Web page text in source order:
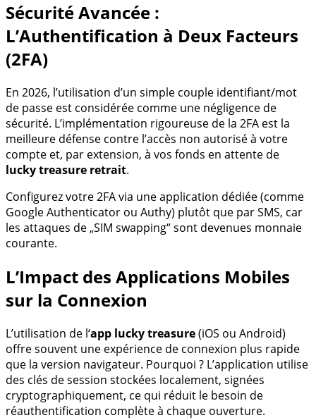
Sécurité Avancée :
L’Authentification à Deux Facteurs
(2FA)
En 2026, l’utilisation d’un simple couple identifiant/mot
de passe est considérée comme une négligence de
sécurité. L’implémentation rigoureuse de la 2FA est la
meilleure défense contre l’accès non autorisé à votre
compte et, par extension, à vos fonds en attente de
lucky treasure retrait.
Configurez votre 2FA via une application dédiée (comme
Google Authenticator ou Authy) plutôt que par SMS, car
les attaques de „SIM swapping“ sont devenues monnaie
courante.
L’Impact des Applications Mobiles
sur la Connexion
L’utilisation de l‘app lucky treasure(iOS ou Android)
offre souvent une expérience de connexion plus rapide
que la version navigateur. Pourquoi ? L’application utilise
des clés de session stockées localement, signées
cryptographiquement, ce qui réduit le besoin de
réauthentification complète à chaque ouverture.